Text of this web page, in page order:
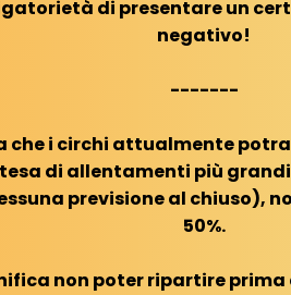
di presentare un
negativo!
-------
che i circhi attualmente
di allentamenti più
previsione al chiuso),
50%.
non poter ripartire